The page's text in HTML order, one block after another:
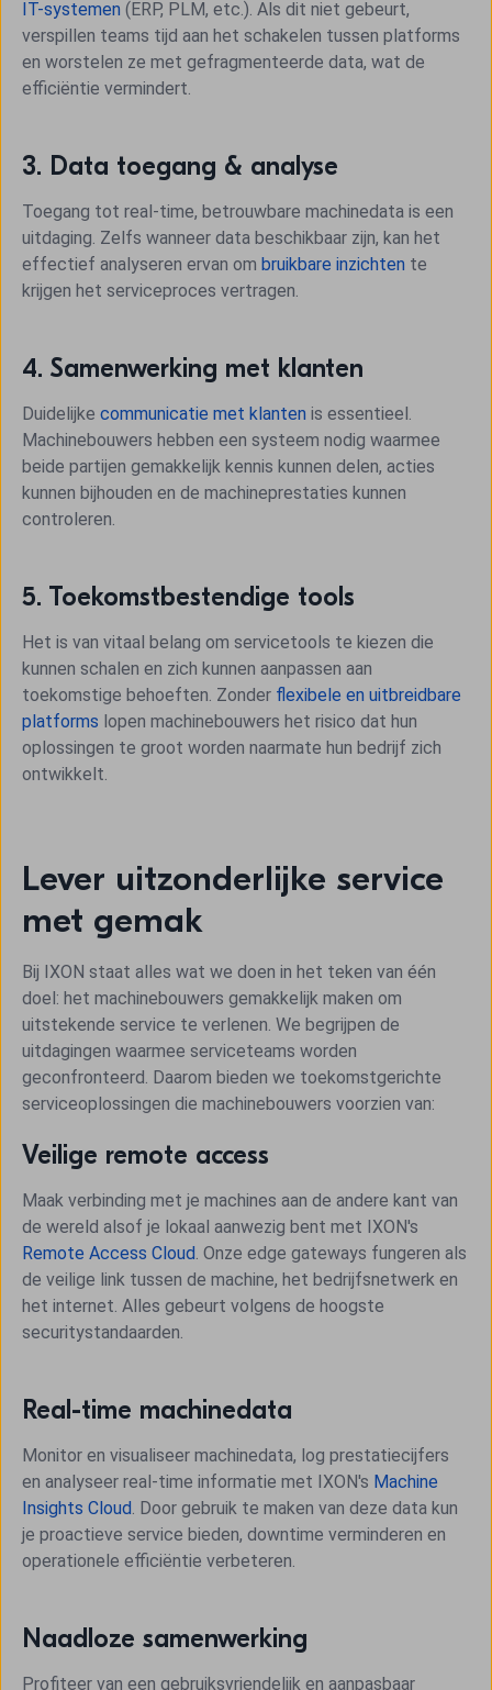
IT-systemen (ERP, PLM, etc.). Als dit niet gebeurt,
verspillen teams tijd aan het schakelen tussen platforms
en worstelen ze met gefragmenteerde data, wat de
efficiëntie vermindert.
3. Data toegang & analyse
Toegang tot real-time, betrouwbare machinedata is een
uitdaging. Zelfs wanneer data beschikbaar zijn, kan het
effectief analyseren ervan om bruikbare inzichten te
krijgen het serviceproces vertragen.
4. Samenwerking met klanten
Duidelijke communicatie met klanten is essentieel.
Machinebouwers hebben een systeem nodig waarmee
beide partijen gemakkelijk kennis kunnen delen, acties
kunnen bijhouden en de machineprestaties kunnen
controleren.
5. Toekomstbestendige tools
Het is van vitaal belang om servicetools te kiezen die
kunnen schalen en zich kunnen aanpassen aan
toekomstige behoeften. Zonder flexibele en uitbreidbare
platforms lopen machinebouwers het risico dat hun
oplossingen te groot worden naarmate hun bedrijf zich
ontwikkelt.
Lever uitzonderlijke service
met gemak
Bij IXON staat alles wat we doen in het teken van één
doel: het machinebouwers gemakkelijk maken om
uitstekende service te verlenen. We begrijpen de
uitdagingen waarmee serviceteams worden
geconfronteerd. Daarom bieden we toekomstgerichte
serviceoplossingen die machinebouwers voorzien van:
Veilige remote access
Maak verbinding met je machines aan de andere kant van
de wereld alsof je lokaal aanwezig bent met IXON's
Remote Access Cloud. Onze edge gateways fungeren als
de veilige link tussen de machine, het bedrijfsnetwerk en
het internet. Alles gebeurt volgens de hoogste
securitystandaarden.
Real-time machinedata
Monitor en visualiseer machinedata, log prestatiecijfers
en analyseer real-time informatie met IXON's Machine
Insights Cloud. Door gebruik te maken van deze data kun
je proactieve service bieden, downtime verminderen en
operationele efficiëntie verbeteren.
Naadloze samenwerking
Profiteer van een gebruiksvriendelijk en aanpasbaar